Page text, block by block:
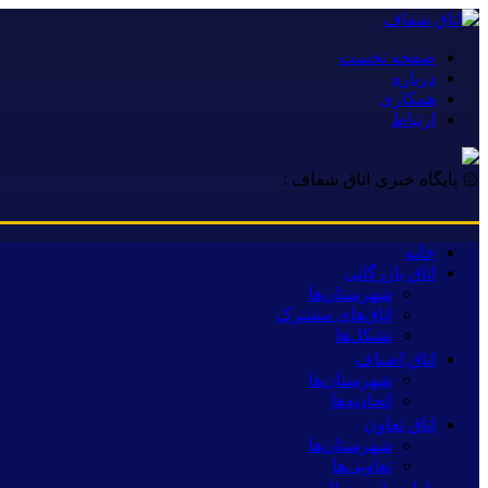
صفحه نخست
درباره
همکاری
ارتباط
۞ پایگاه خبری اتاق شفاف :
خانه
اتاق بازرگانی
شهرستان‌ها
اتاق‌های مشترک
تشکل‌ها
اتاق اصناف
شهرستان‌ها
اتحادیه‌ها
اتاق تعاون
شهرستان‌ها
تعاونی‌ها